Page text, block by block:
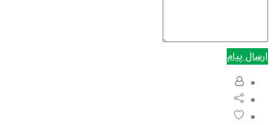
ارسال پیام